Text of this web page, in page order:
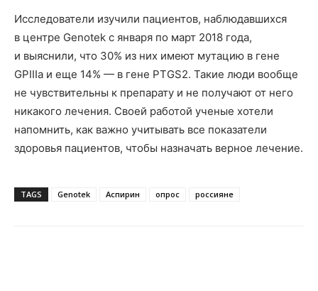
Исследователи изучили пациентов, наблюдавшихся
в центре Genotek с января по март 2018 года,
и выяснили, что 30% из них имеют мутацию в гене
GPIIIa и еще 14% — в гене PTGS2. Такие люди вообще
не чувствительны к препарату и не получают от него
никакого лечения. Своей работой ученые хотели
напомнить, как важно учитывать все показатели
здоровья пациентов, чтобы назначать верное лечение.
TAGS Genotek Аспирин опрос россияне